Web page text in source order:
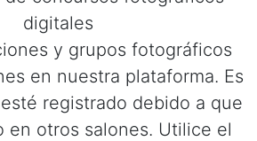
digitales
y grupos fotográficos
en nuestra plataforma. Es
registrado debido a que
en otros salones. Utilice el